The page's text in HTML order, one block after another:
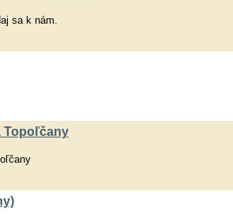
sa k nám.
Topoľčany